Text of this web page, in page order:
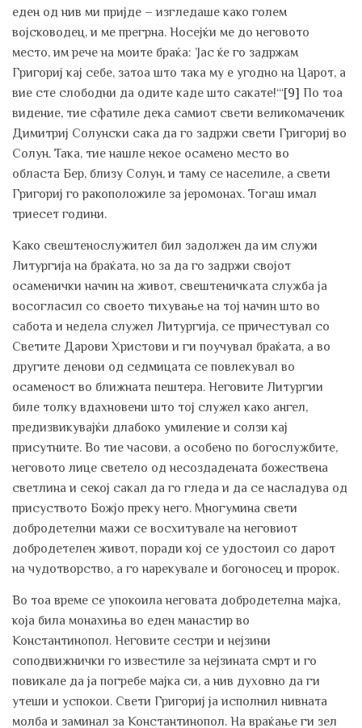
еден од нив ми пријде – изгледаше како голем
војсководец, и ме прегрна. Носејќи ме до неговото
место, им рече на моите браќа: ’Јас ќе го задржам
Григориј кај себе, затоа што така му е угодно на Царот, а
вие сте слободни да одите каде што сакате!‘“[9] По тоа
видение, тие сфатиле дека самиот свети великомаченик
Димитриј Солунски сака да го задржи свети Григориј во
Солун. Така, тие нашле некое осамено место во
областа Бер, близу Солун, и таму се населиле, а свети
Григориј го ракоположиле за јеромонах. Тогаш имал
триесет години.
Како свештенослужител бил задолжен да им служи
Литургија на браќата, но за да го задржи својот
осаменички начин на живот, свештеничката служба ја
восогласил со своето тихување на тој начин што во
сабота и недела служел Литургија, се причестувал со
Светите Дарови Христови и ги поучувал браќата, а во
другите денови од седмицата се повлекувал во
осаменост во ближната пештера. Неговите Литургии
биле толку вдахновени што тој служел како ангел,
предизвикувајќи длабоко умиление и солзи кај
присутните. Во тие часови, а особено по богослужбите,
неговото лице светело од несоздадената божествена
светлина и секој сакал да го гледа и да се насладува од
присуството Божјо преку него. Многумина свети
добродетелни мажи се восхитувале на неговиот
добродетелен живот, поради кој се удостоил со дарот
на чудотворство, а го нарекувале и богоносец и пророк.
Во тоа време се упокоила неговата добродетелна мајка,
која била монахиња во еден манастир во
Константинопол. Неговите сестри и нејзини
соподвижнички го известиле за нејзината смрт и го
повикале да ја погребе мајка си, а нив духовно да ги
утеши и успокои. Свети Григориј ја исполнил нивната
молба и заминал за Константинопол. На враќање ги зел